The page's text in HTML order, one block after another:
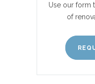
Use our form
of